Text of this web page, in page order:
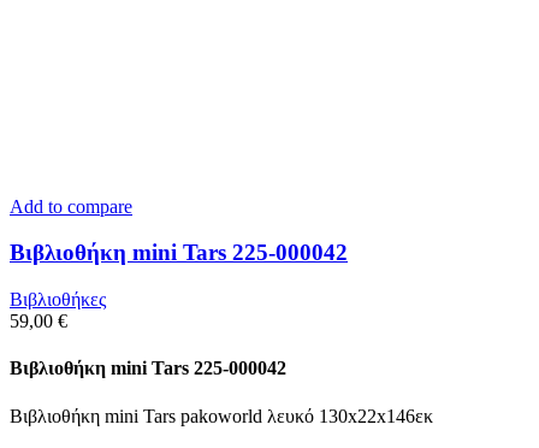
Add to compare
Βιβλιοθήκη mini Tars 225-000042
Βιβλιοθήκες
59,00 €
Βιβλιοθήκη mini Tars 225-000042
Βιβλιοθήκη mini Tars pakoworld λευκό 130x22x146εκ